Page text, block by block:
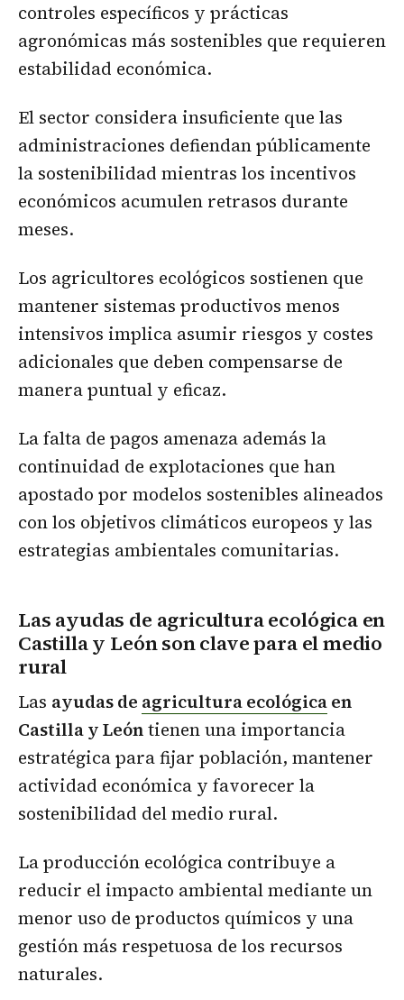
controles específicos y prácticas
agronómicas más sostenibles que requieren
estabilidad económica.
El sector considera insuficiente que las
administraciones defiendan públicamente
la sostenibilidad mientras los incentivos
económicos acumulen retrasos durante
meses.
Los agricultores ecológicos sostienen que
mantener sistemas productivos menos
intensivos implica asumir riesgos y costes
adicionales que deben compensarse de
manera puntual y eficaz.
La falta de pagos amenaza además la
continuidad de explotaciones que han
apostado por modelos sostenibles alineados
con los objetivos climáticos europeos y las
estrategias ambientales comunitarias.
Las ayudas de agricultura ecológica en
Castilla y León son clave para el medio
rural
Las ayudas de agricultura ecológicaen
Castilla y Leóntienen una importancia
estratégica para fijar población, mantener
actividad económica y favorecer la
sostenibilidad del medio rural.
La producción ecológica contribuye a
reducir el impacto ambiental mediante un
menor uso de productos químicos y una
gestión más respetuosa de los recursos
naturales.